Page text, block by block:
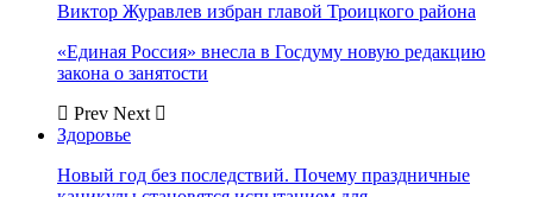
Виктор Журавлев избран главой Троицкого района
«Единая Россия» внесла в Госдуму новую редакцию
закона о занятости
Prev Next
Здоровье
Новый год без последствий. Почему праздничные